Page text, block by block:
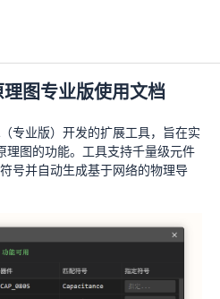
450 (29)
下载
图专业版使用文档
专业版）开发的扩展工具，旨在实
理图的功能。工具支持千量级元件
号并自动生成基于网络的物理导